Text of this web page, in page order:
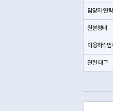
담당자 연
원본형태
이용허락범
관련 태그